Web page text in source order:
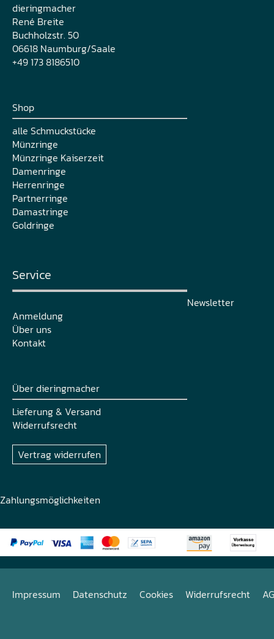
dieringmacher
René Breite
Buchholzstr. 50
06618 Naumburg/Saale
+49 173 8186510
Shop
alle Schmuckstücke
Münzringe
Münzringe Kaiserzeit
Damenringe
Herrenringe
Partnerringe
Damastringe
Goldringe
Service
Newsletter
Anmeldung
Über uns
Kontakt
Über dieringmacher
Lieferung & Versand
Widerrufsrecht
Vertrag widerrufen
Zahlungsmöglichkeiten
Impressum Datenschutz Cookies Widerrufsrecht